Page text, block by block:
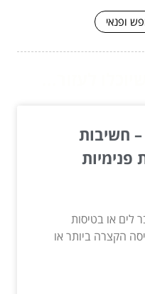
ופנאי
– חשיבות
פנימיות
או בטיסות
הקצרה ביותר או